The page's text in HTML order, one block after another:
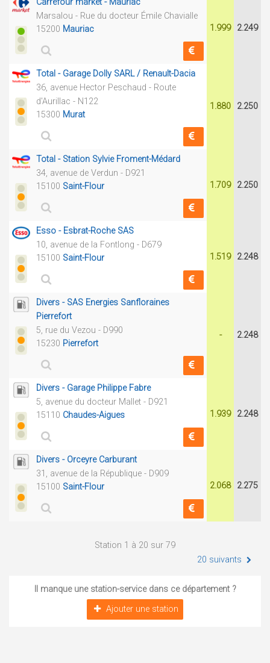
Carrefour market - Mauriac
Marsalou - Rue du docteur Émile Chavialle
15200 Mauriac 1.999 2.249
Total - Garage Dolly SARL / Renault-Dacia
36, avenue Hector Peschaud - Route
d'Aurillac - N122
15300 Murat
1.880 2.250
Total - Station Sylvie Froment-Médard
34, avenue de Verdun - D921
15100 Saint-Flour 1.709 2.250
Esso - Esbrat-Roche SAS
10, avenue de la Fontlong - D679
15100 Saint-Flour 1.519 2.248
Divers - SAS Energies Sanfloraines
Pierrefort
5, rue du Vezou - D990
15230 Pierrefort
- 2.248
Divers - Garage Philippe Fabre
5, avenue du docteur Mallet - D921
15110 Chaudes-Aigues 1.939 2.248
Divers - Orceyre Carburant
31, avenue de la République - D909
15100 Saint-Flour 2.068 2.275
Station 1 à 20 sur 79
20 suivants
Il manque une station-service dans ce département ?
Ajouter une station